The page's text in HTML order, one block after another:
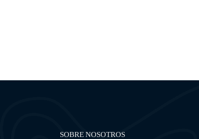
SOBRE NOSOTROS